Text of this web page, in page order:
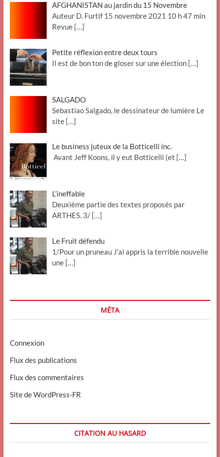
AFGHANISTAN au jardin du 15 Novembre
Auteur D. Furtif 15 novembre 2021 10 h 47 min
Revue […]
Petite réflexion entre deux tours
Il est de bon ton de gloser sur une élection […]
SALGADO
Sebastiao Salgado, le dessinateur de lumière Le
site […]
Le business juteux de la Botticelli inc.
Avant Jeff Koons, il y eut Botticelli (et […]
L’ineffable
Deuxième partie des textes proposés par
ARTHES. 3/ […]
Le Fruit défendu
1/Pour un pruneau J’ai appris la terrible nouvelle
une […]
MÉTA
Connexion
Flux des publications
Flux des commentaires
Site de WordPress-FR
CITATION AU HASARD